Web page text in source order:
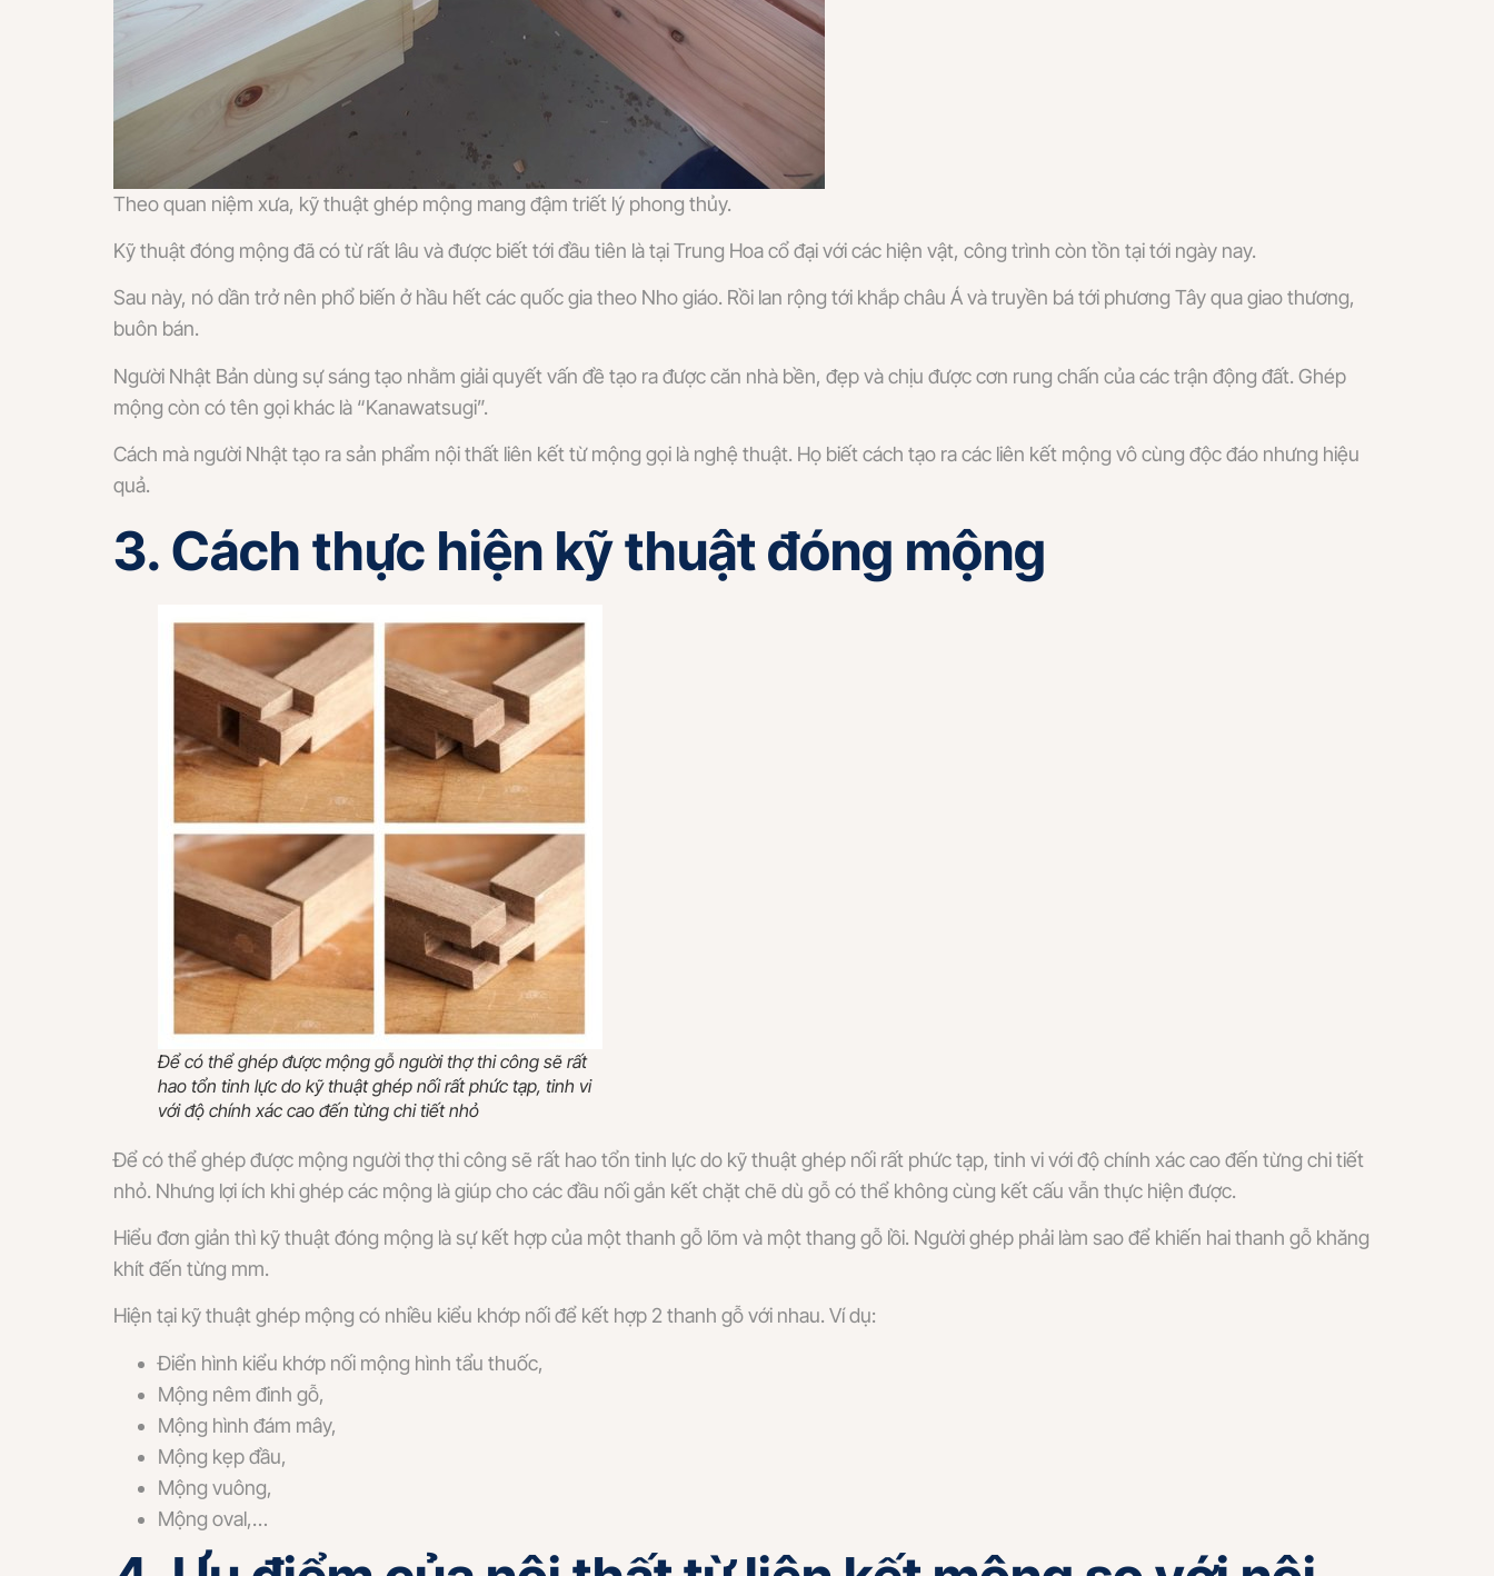
Theo quan niệm xưa, kỹ thuật ghép mộng mang đậm triết lý phong thủy.
Kỹ thuật đóng mộng đã có từ rất lâu và được biết tới đầu tiên là tại Trung Hoa cổ đại với các hiện vật, công trình còn tồn tại tới ngày nay.
Sau này, nó dần trở nên phổ biến ở hầu hết các quốc gia theo Nho giáo. Rồi lan rộng tới khắp châu Á và truyền bá tới phương Tây qua giao thương,
buôn bán.
Người Nhật Bản dùng sự sáng tạo nhằm giải quyết vấn đề tạo ra được căn nhà bền, đẹp và chịu được cơn rung chấn của các trận động đất. Ghép
mộng còn có tên gọi khác là “Kanawatsugi”.
Cách mà người Nhật tạo ra sản phẩm nội thất liên kết từ mộng gọi là nghệ thuật. Họ biết cách tạo ra các liên kết mộng vô cùng độc đáo nhưng hiệu
quả.
3. Cách thực hiện kỹ thuật đóng mộng
Để có thể ghép được mộng gỗ người thợ thi công sẽ rất
hao tổn tinh lực do kỹ thuật ghép nối rất phức tạp, tinh vi
với độ chính xác cao đến từng chi tiết nhỏ
Để có thể ghép được mộng người thợ thi công sẽ rất hao tổn tinh lực do kỹ thuật ghép nối rất phức tạp, tinh vi với độ chính xác cao đến từng chi tiết
nhỏ. Nhưng lợi ích khi ghép các mộng là giúp cho các đầu nối gắn kết chặt chẽ dù gỗ có thể không cùng kết cấu vẫn thực hiện được.
Hiểu đơn giản thì kỹ thuật đóng mộng là sự kết hợp của một thanh gỗ lõm và một thang gỗ lồi. Người ghép phải làm sao để khiến hai thanh gỗ khăng
khít đến từng mm.
Hiện tại kỹ thuật ghép mộng có nhiều kiểu khớp nối để kết hợp 2 thanh gỗ với nhau. Ví dụ:
Điển hình kiểu khớp nối mộng hình tẩu thuốc,
Mộng nêm đinh gỗ,
Mộng hình đám mây,
Mộng kẹp đầu,
Mộng vuông,
Mộng oval,…